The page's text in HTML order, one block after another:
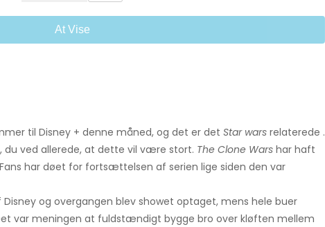
At Vise
til Disney + denne måned, og det er det Star wars relaterede .
du ved allerede, at dette vil være stort. The Clone Wars har haft
har døet for fortsættelsen af ​​serien lige siden den var
og overgangen blev showet optaget, mens hele buer
var meningen at fuldstændigt bygge bro over kløften mellem